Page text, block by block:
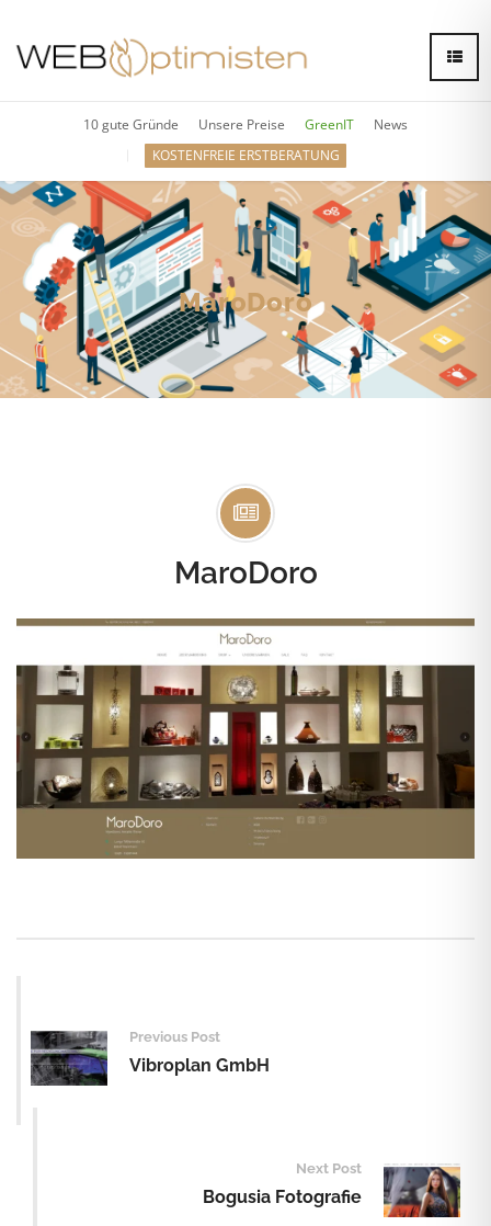
10 gute Gründe Unsere Preise GreenIT
News
KOSTENFREIE ERSTBERATUNG
MaroDoro
MaroDoro
navigationPrevious Post
Vibroplan GmbH
Next Post
Bogusia Fotografie